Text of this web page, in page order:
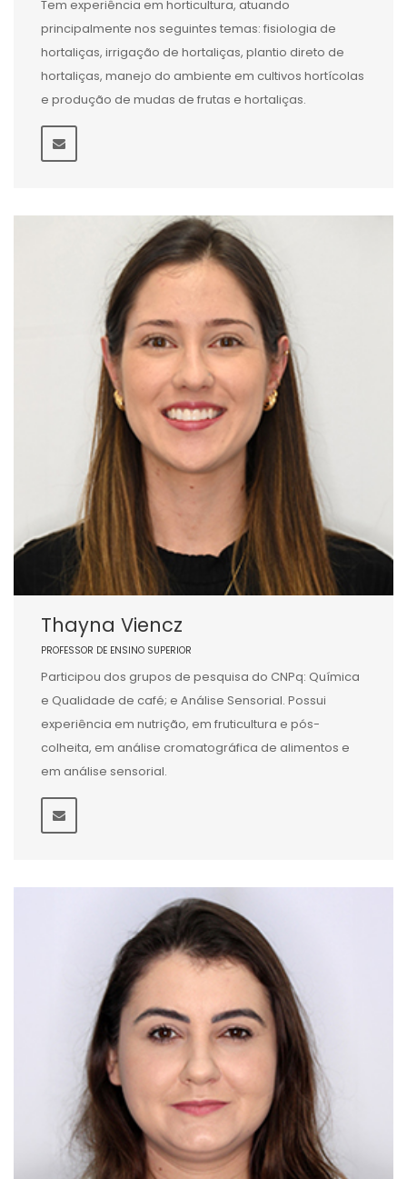
Tem experiência em horticultura, atuando
principalmente nos seguintes temas: fisiologia de
hortaliças, irrigação de hortaliças, plantio direto de
hortaliças, manejo do ambiente em cultivos hortícolas
e produção de mudas de frutas e hortaliças.
Thayna Viencz
PROFESSOR DE ENSINO SUPERIOR
Participou dos grupos de pesquisa do CNPq: Química
e Qualidade de café; e Análise Sensorial. Possui
experiência em nutrição, em fruticultura e pós-
colheita, em análise cromatográfica de alimentos e
em análise sensorial.